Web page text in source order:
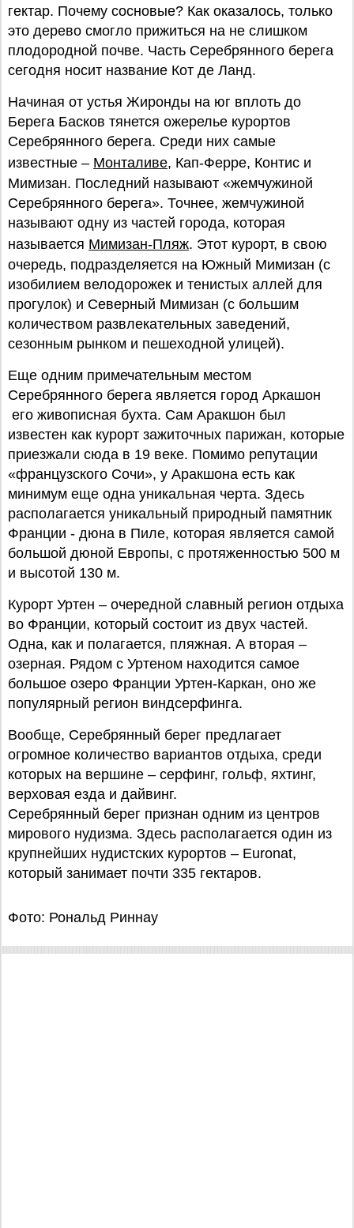
гектар. Почему сосновые? Как оказалось, только
это дерево смогло прижиться на не слишком
плодородной почве. Часть Серебрянного берега
сегодня носит название Кот де Ланд.
Начиная от устья Жиронды на юг вплоть до
Берега Басков тянется ожерелье курортов
Серебрянного берега. Среди них самые
известные – Монталиве, Кап-Ферре, Контис и
Мимизан. Последний называют «жемчужиной
Серебрянного берега». Точнее, жемчужиной
называют одну из частей города, которая
называется Мимизан-Пляж. Этот курорт, в свою
очередь, подразделяется на Южный Мимизан (с
изобилием велодорожек и тенистых аллей для
прогулок) и Северный Мимизан (с большим
количеством развлекательных заведений,
сезонным рынком и пешеходной улицей).
Еще одним примечательным местом
Серебрянного берега является город Аркашон
его живописная бухта. Сам Аракшон был
известен как курорт зажиточных парижан, которые
приезжали сюда в 19 веке. Помимо репутации
«французского Сочи», у Аракшона есть как
минимум еще одна уникальная черта. Здесь
располагается уникальный природный памятник
Франции - дюна в Пиле, которая является самой
большой дюной Европы, с протяженностью 500 м
и высотой 130 м.
Курорт Уртен – очередной славный регион отдыха
во Франции, который состоит из двух частей.
Одна, как и полагается, пляжная. А вторая –
озерная. Рядом с Уртеном находится самое
большое озеро Франции Уртен-Каркан, оно же
популярный регион виндсерфинга.
Вообще, Серебрянный берег предлагает
огромное количество вариантов отдыха, среди
которых на вершине – серфинг, гольф, яхтинг,
верховая езда и дайвинг.
Серебрянный берег признан одним из центров
мирового нудизма. Здесь располагается один из
крупнейших нудистских курортов – Euronat,
который занимает почти 335 гектаров.
Фото: Рональд Риннау